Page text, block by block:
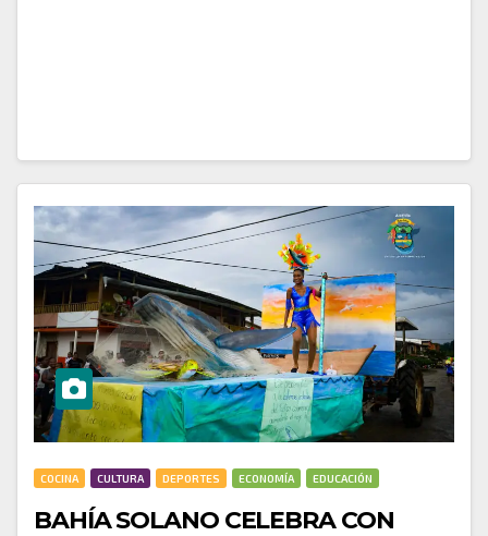
COCINA CULTURA DEPORTES ECONOMÍA EDUCACIÓN
BAHÍA SOLANO CELEBRA CON